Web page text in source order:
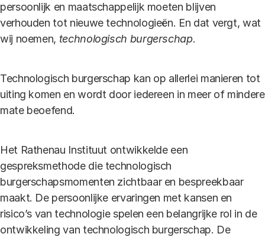
persoonlijk en maatschappelijk moeten blijven
verhouden tot nieuwe technologieën. En dat vergt, wat
wij noemen, technologisch burgerschap.
Technologisch burgerschap kan op allerlei manieren tot
uiting komen en wordt door iedereen in meer of mindere
mate beoefend.
Het Rathenau Instituut ontwikkelde een
gespreksmethode die technologisch
burgerschapsmomenten zichtbaar en bespreekbaar
maakt. De persoonlijke ervaringen met kansen en
risico’s van technologie spelen een belangrijke rol in de
ontwikkeling van technologisch burgerschap. De